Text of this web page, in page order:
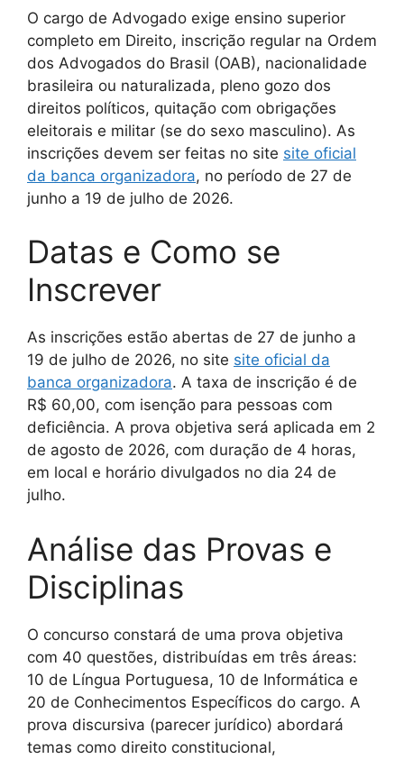
O cargo de Advogado exige ensino superior
completo em Direito, inscrição regular na Ordem
dos Advogados do Brasil (OAB), nacionalidade
brasileira ou naturalizada, pleno gozo dos
direitos políticos, quitação com obrigações
eleitorais e militar (se do sexo masculino). As
inscrições devem ser feitas no site site oficial
da banca organizadora, no período de 27 de
junho a 19 de julho de 2026.
Datas e Como se
Inscrever
As inscrições estão abertas de 27 de junho a
19 de julho de 2026, no site site oficial da
banca organizadora. A taxa de inscrição é de
R$ 60,00, com isenção para pessoas com
deficiência. A prova objetiva será aplicada em 2
de agosto de 2026, com duração de 4 horas,
em local e horário divulgados no dia 24 de
julho.
Análise das Provas e
Disciplinas
O concurso constará de uma prova objetiva
com 40 questões, distribuídas em três áreas:
10 de Língua Portuguesa, 10 de Informática e
20 de Conhecimentos Específicos do cargo. A
prova discursiva (parecer jurídico) abordará
temas como direito constitucional,